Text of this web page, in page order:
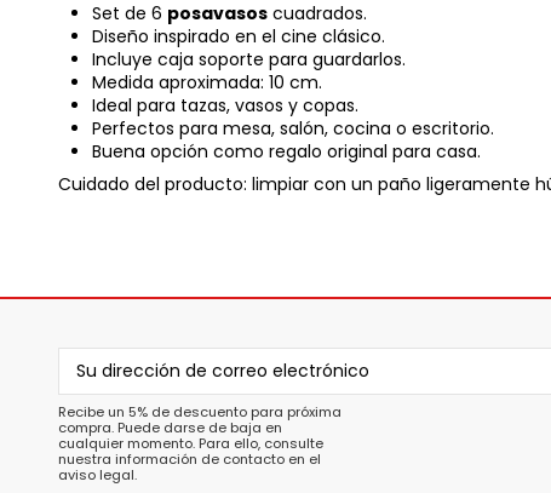
Set de 6 posavasoscuadrados.
Diseño inspirado en el cine clásico.
Incluye caja soporte para guardarlos.
Medida aproximada: 10 cm.
Ideal para tazas, vasos y copas.
Perfectos para mesa, salón, cocina o escritorio.
Buena opción como regalo original para casa.
Cuidado del producto: limpiar con un paño ligeramente
Recibe un 5% de descuento para próxima
compra. Puede darse de baja en
cualquier momento. Para ello, consulte
nuestra información de contacto en el
aviso legal.